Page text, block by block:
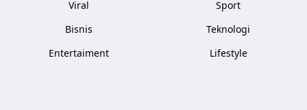
Viral
Bisnis
Entertaiment
Sport
Teknologi
Lifestyle